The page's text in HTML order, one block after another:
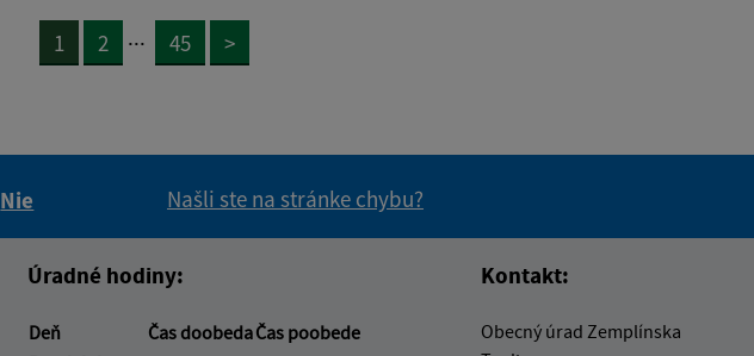
1 2 ... 45 >
Nie
Našli ste na stránke chybu?
Úradné hodiny:
Deň Čas doobedaČas poobede
Kontakt:
Obecný úrad Zemplínska